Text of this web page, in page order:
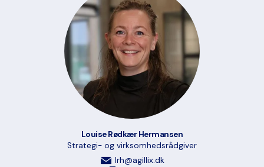
Louise Rødkær Hermansen
Strategi- og virksomhedsrådgiver
lrh@agillix.dk